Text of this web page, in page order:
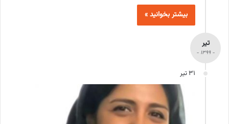
بیشتر بخوانید »
تیر
- 1399 -
31 تیر